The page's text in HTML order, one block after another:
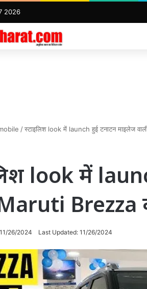
2026
/स्टाइलिश look में launch हुई टनाटन माइलेज
look में
Brezza
11/26/2024 Last Updated: 11/26/2024